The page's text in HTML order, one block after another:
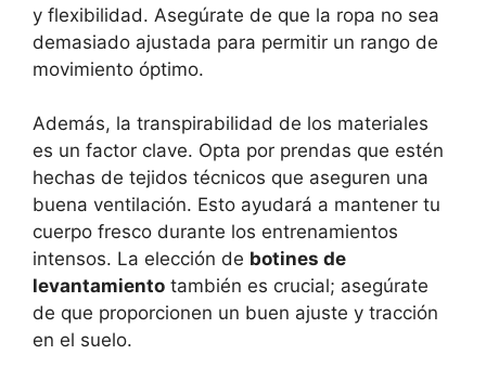
y flexibilidad. Asegúrate de que la ropa no sea
demasiado ajustada para permitir un rango de
movimiento óptimo.
Además, la transpirabilidad de los materiales
es un factor clave. Opta por prendas que estén
hechas de tejidos técnicos que aseguren una
buena ventilación. Esto ayudará a mantener tu
cuerpo fresco durante los entrenamientos
intensos. La elección de botines de
levantamiento también es crucial; asegúrate
de que proporcionen un buen ajuste y tracción
en el suelo.